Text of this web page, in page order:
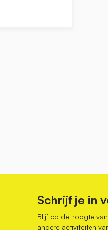
Schrijf je in
Blijf op de hoogte
andere activiteiten